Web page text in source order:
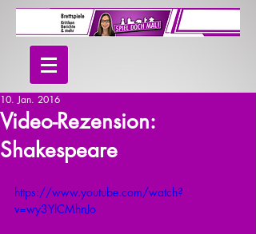
Video-Rezension:
Shakespeare
10. Jan. 2016
https://www.youtube.com/watch?
v=wy3YlCMhnJo